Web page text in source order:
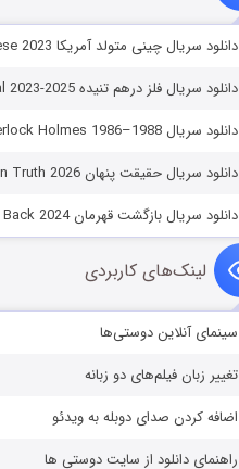
دانلود سریال چینی متولد آمریکا American Born Chinese 2023
دانلود سریال فلز درهم تنیده Twisted Metal 2023-2025
دانلود سریال The Return of Sherlock Holmes 1986–1988
دانلود سریال حقیقت پنهان The Hidden Truth 2026
دانلود سریال بازگشت قهرمان Hero is Back 2024
لینک‌های کاربردی
سینمای آنلاین دوستی‌ها
تغییر زبان فیلم‌های دو زبانه
اضافه کردن صدای دوبله به ویدئو
راهنمای دانلود از سایت دوستی ها